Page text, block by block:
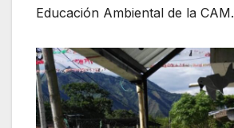
Educación Ambiental de la CAM.